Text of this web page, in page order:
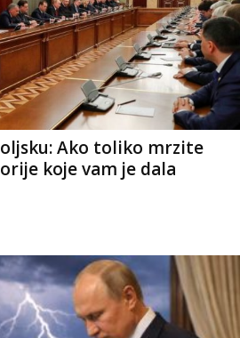
Ako toliko mrzite
koje vam je dala